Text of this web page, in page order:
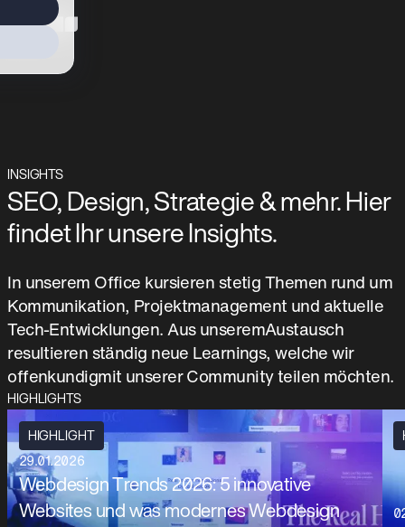
INSIGHTS
SEO, Design, Strategie & mehr. Hier
findet Ihr unsere Insights.
In unserem Office kursieren stetig Themen rund um
Kommunikation, Projektmanagement und aktuelle
Tech-Entwicklungen. Aus unseremAustausch
resultieren ständig neue Learnings, welche wir
offenkundigmit unserer Community teilen möchten.
HIGHLIGHTS
HIGHLIGHT
29.01.2026
Webdesign Trends 2026: 5 innovative
Websites und was modernes Webdesign